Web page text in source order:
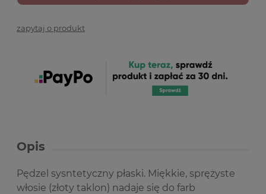
zapytaj o produkt
Opis
Pędzel sysntetyczny płaski. Miękkie, sprężyste
włosie (złoty taklon) nadaje się do farb